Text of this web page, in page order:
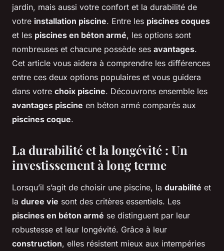
jardin, mais aussi votre confort et la durabilité de
votre installation piscine. Entre les piscines coques
et les piscines en béton armé, les options sont
nombreuses et chacune possède ses avantages.
Cet article vous aidera à comprendre les différences
entre ces deux options populaires et vous guidera
dans votre choix piscine. Découvrons ensemble les
avantages piscine en béton armé comparés aux
piscines coque.
La durabilité et la longévité : Un
investissement à long terme
Lorsqu’il s’agit de choisir une piscine, la durabilité et
la duree vie sont des critères essentiels. Les
piscines en béton armé se distinguent par leur
robustesse et leur longévité. Grâce à leur
construction, elles résistent mieux aux intempéries